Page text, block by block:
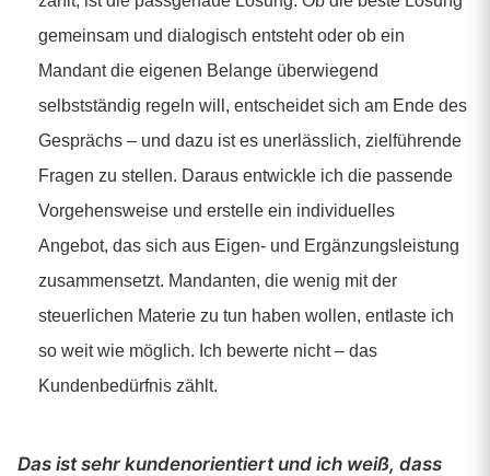
gemeinsam und dialogisch entsteht oder ob ein
Mandant die eigenen Belange überwiegend
selbstständig regeln will, entscheidet sich am Ende des
Gesprächs – und dazu ist es unerlässlich, zielführende
Fragen zu stellen. Daraus entwickle ich die passende
Vorgehensweise und erstelle ein individuelles
Angebot, das sich aus Eigen- und Ergänzungsleistung
zusammensetzt. Mandanten, die wenig mit der
steuerlichen Materie zu tun haben wollen, entlaste ich
so weit wie möglich. Ich bewerte nicht – das
Kundenbedürfnis zählt.
Das ist sehr kundenorientiert und ich weiß, dass